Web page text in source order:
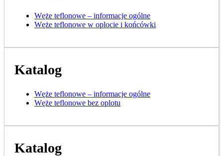
Węże teflonowe – informacje ogólne
Węże teflonowe w oplocie i końcówki
Katalog
Węże teflonowe – informacje ogólne
Węże teflonowe bez oplotu
Katalog